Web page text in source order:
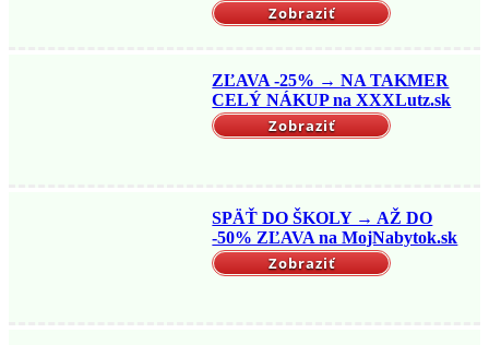
Zobraziť
ZĽAVA -25% → NA TAKMER
CELÝ NÁKUP na XXXLutz.sk
Zobraziť
SPÄŤ DO ŠKOLY → AŽ DO
-50% ZĽAVA na MojNabytok.sk
Zobraziť